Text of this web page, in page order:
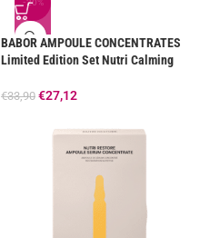
-20%
BABOR AMPOULE CONCENTRATES
Limited Edition Set Nutri Calming
€33,90 €27,12